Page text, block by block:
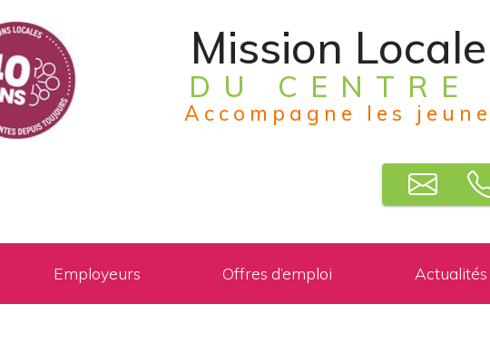
Mission
DU CENTRE
Accompagne les
Employeurs Offres d’emploi Actualités